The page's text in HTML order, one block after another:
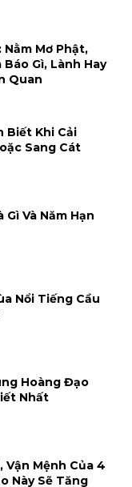
Nằm Mơ Phật,
Gì, Lành Hay
Quan
Biết Khi Cải
Sang Cát
Và Năm Hạn
Nổi Tiếng Cầu
Hoàng Đạo
Nhất
Mệnh Của 4
Này Sẽ Tăng